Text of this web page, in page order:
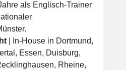
als Englisch-Trainer
| In-House in Dortmund,
Essen, Duisburg,
Rheine,